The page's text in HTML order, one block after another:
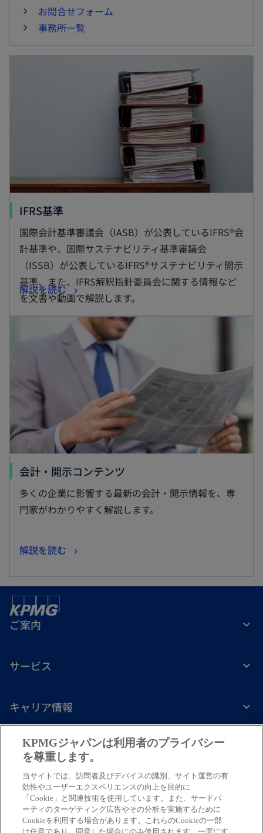
お問合せフォーム
事務所一覧
IFRS基準
し
い
タ
で
く
国際会計基準審議会（IASB）が公表しているIFRS®会
計基準や、国際サステナビリティ基準審議会
（ISSB）が公表しているIFRS®サステナビリティ開示
基準、また、IFRS解釈指針委員会に関する情報など
を文書や動画で解説します。
解説を読む
新
し
い
ブ
く
新しいタブで開く
会計・開示コンテンツ
し
い
く
多くの企業に影響する最新の会計・開示情報を、専
門家がわかりやすく解説します。
解説を読む
開
新しいタブで開く
ご案内
サービス
キャリア情報
し
い
タ
ブ
で
新
し
タ
ブ
で
し
タ
ブ
で
し
タ
ブ
で
し
タ
ブ
で
免責事項プライバシーポリシー
© 2026 KPMG AZSA LLC, a limited liability audit corporation
incorporated under the Japanese Certified Public Accountants Law and
a member firm of the KPMG global organization of independent member
firms affiliated with KPMG International Limited, a private English
KPMGジャパンは利用者のプライバシー
を尊重します。
当サイトでは、訪問者及びデバイスの識別、サイト運営の有
効性やユーザーエクスペリエンスの向上を目的に
「Cookie」と関連技術を使用しています。また、サードパ
ーティのターゲティング広告やその分析を実施するために
Cookieを利用する場合があります。これらのCookieの一部